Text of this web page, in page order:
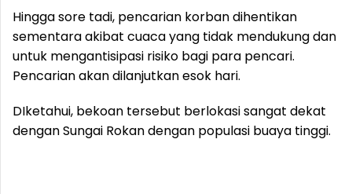
Hingga sore tadi, pencarian korban dihentikan
sementara akibat cuaca yang tidak mendukung dan
untuk mengantisipasi risiko bagi para pencari.
Pencarian akan dilanjutkan esok hari.
DIketahui, bekoan tersebut berlokasi sangat dekat
dengan Sungai Rokan dengan populasi buaya tinggi.